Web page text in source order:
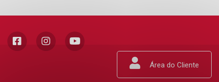
Área do Cliente